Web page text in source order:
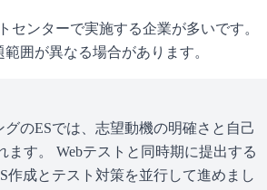
センターで実施する企業が多いです。
囲が異なる場合があります。
グのESでは、志望動機の明確さと自己
ます。 Webテストと同時期に提出する
作成とテスト対策を並行して進めまし